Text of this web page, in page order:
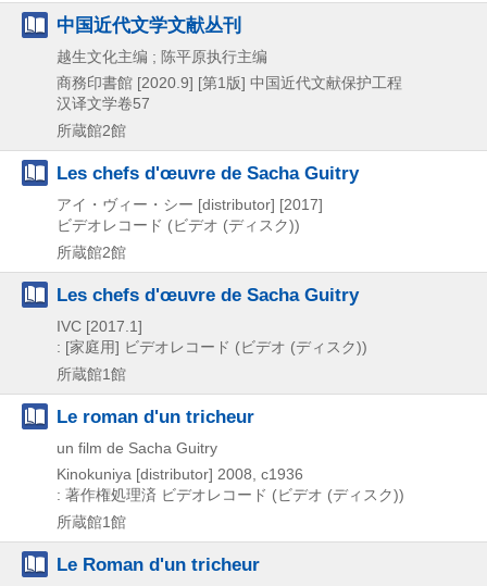
中国近代文学文献丛刊
越生文化主编 ; 陈平原执行主编
商務印書館 [2020.9] [第1版] 中国近代文献保护工程
汉译文学卷57
所蔵館2館
Les chefs d'œuvre de Sacha Guitry
アイ・ヴィー・シー [distributor] [2017]
ビデオレコード (ビデオ (ディスク))
所蔵館2館
Les chefs d'œuvre de Sacha Guitry
IVC [2017.1]
: [家庭用] ビデオレコード (ビデオ (ディスク))
所蔵館1館
Le roman d'un tricheur
un film de Sacha Guitry
Kinokuniya [distributor] 2008, c1936
: 著作権処理済 ビデオレコード (ビデオ (ディスク))
所蔵館1館
Le Roman d'un tricheur